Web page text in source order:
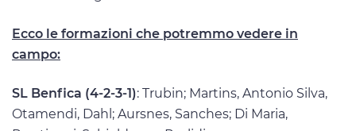
Ecco le formazioni che potremmo vedere in
campo:
SL Benfica (4-2-3-1): Trubin; Martins, Antonio Silva,
Otamendi, Dahl; Aursnes, Sanches; Di Maria,